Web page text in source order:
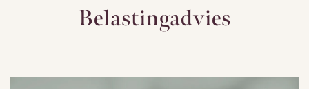
Belastingadvies